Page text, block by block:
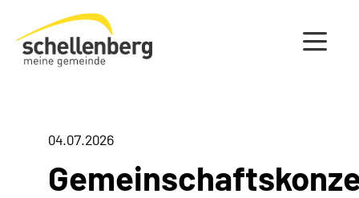
Gemeinde Schellenberg Startseite
04.07.2026